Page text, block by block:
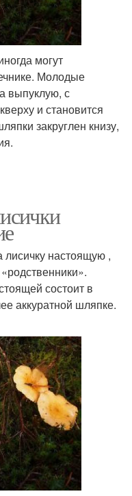
могут
Молодые
выпуклую, с
и становится
закруглен книзу,
настоящую ,
состоит в
аккуратной шляпке.